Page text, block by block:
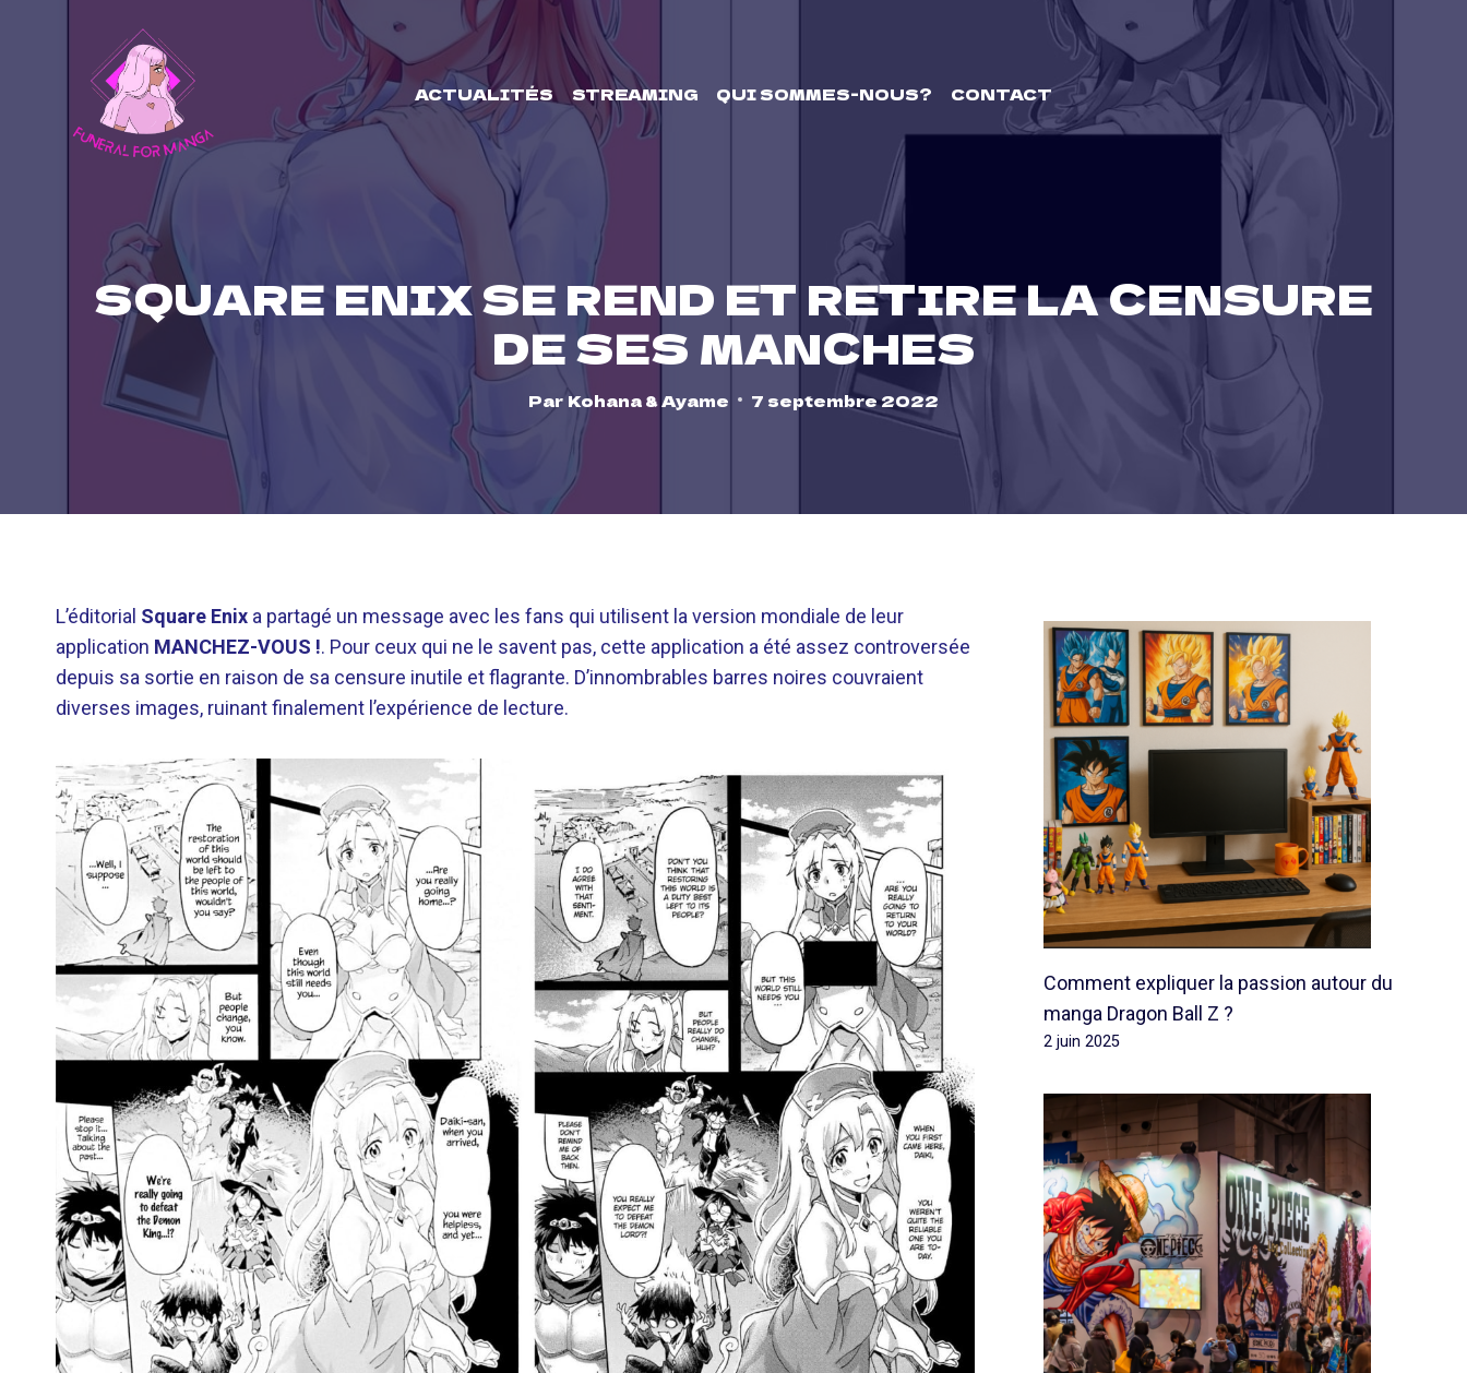
ACTUALITÉS STREAMING QUI SOMMES-NOUS? CONTACT
SQUARE ENIX SE REND ET RETIRE LA CENSURE
DE SES MANCHES
Par Kohana & Ayame 7 septembre 2022
L’éditorial Square Enix a partagé un message avec les fans qui utilisent la version mondiale de leur
application MANCHEZ-VOUS !. Pour ceux qui ne le savent pas, cette application a été assez controversée
depuis sa sortie en raison de sa censure inutile et flagrante. D’innombrables barres noires couvraient
diverses images, ruinant finalement l’expérience de lecture.
Comment expliquer la passion autour du
manga Dragon Ball Z ?
2 juin 2025